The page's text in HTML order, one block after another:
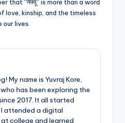
that “नेफ्यू” is more than a word
love, kinship, and the timeless
lives.
My name is Yuvraj Kore,
has been exploring the
2017. It all started
attended a digital
college and learned